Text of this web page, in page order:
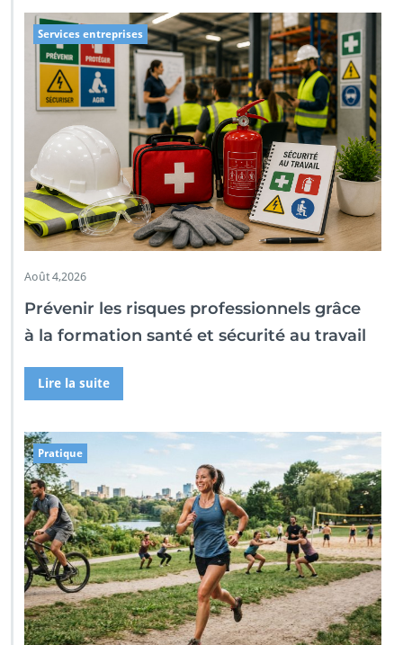
Services entreprises
Août 4,2026
Prévenir les risques professionnels grâce
à la formation santé et sécurité au travail
Lire la suite
Pratique